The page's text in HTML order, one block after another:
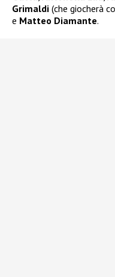
Grimaldi (che giocherà
e Matteo Diamante.